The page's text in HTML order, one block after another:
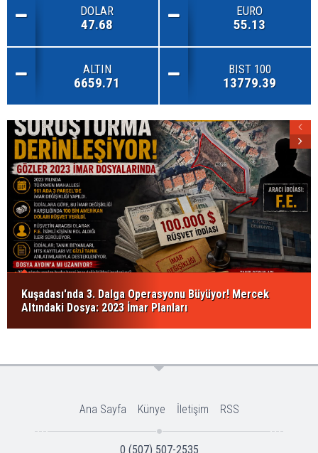
DOLAR
47.68
EURO
55.13
ALTIN
6659.71
BIST 100
13779.39
Kuşadası'nda 3. Dalga Operasyonu Büyüyor! Mercek
Altındaki Dosya: 2023 İmar Planları
Ana Sayfa Künye İletişim RSS
0 (507) 507-2535